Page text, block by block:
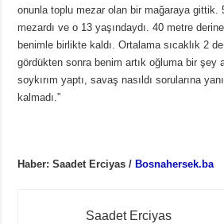
onunla toplu mezar olan bir mağaraya gittik.
mezardı ve o 13 yaşındaydı. 40 metre
benimle birlikte kaldı. Ortalama sıcaklık 2
gördükten sonra benim artık oğluma bir şey
soykırım yaptı, savaş nasıldı sorularına
kalmadı.”
Haber: Saadet Erciyas / Bosnahersek.ba
Saadet Erciyas